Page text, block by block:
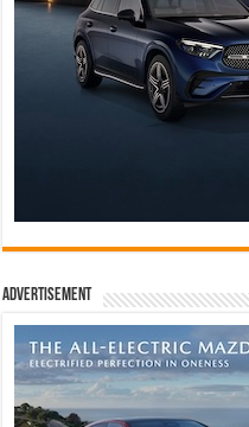
Advertisement